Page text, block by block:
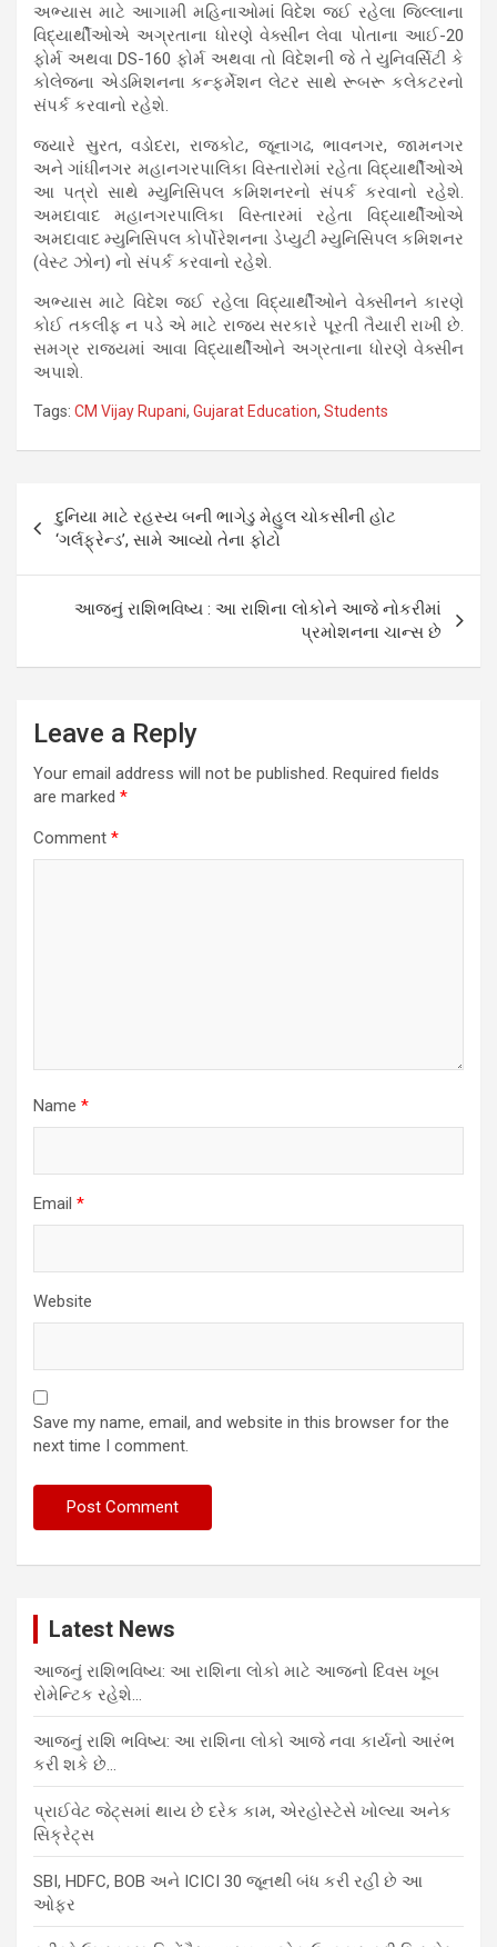
અભ્યાસ માટે આગામી મહિનાઓમાં વિદેશ જઈ રહેલા જિલ્લાના
વિદ્યાર્થીઓએ અગ્રતાના ધોરણે વેક્સીન લેવા પોતાના આઈ-20
ફોર્મ અથવા DS-160 ફોર્મ અથવા તો વિદેશની જે તે યુનિવર્સિટી કે
કોલેજના એડમિશનના કન્ફર્મેશન લેટર સાથે રૂબરૂ કલેકટરનો
સંપર્ક કરવાનો રહેશે.
જ્યારે સુરત, વડોદરા, રાજકોટ, જૂનાગઢ, ભાવનગર, જામનગર
અને ગાંધીનગર મહાનગરપાલિકા વિસ્તારોમાં રહેતા વિદ્યાર્થીઓએ
આ પત્રો સાથે મ્યુનિસિપલ કમિશનરનો સંપર્ક કરવાનો રહેશે.
અમદાવાદ મહાનગરપાલિકા વિસ્તારમાં રહેતા વિદ્યાર્થીઓએ
અમદાવાદ મ્યુનિસિપલ કોર્પોરેશનના ડેપ્યુટી મ્યુનિસિપલ કમિશનર
(વેસ્ટ ઝોન) નો સંપર્ક કરવાનો રહેશે.
અભ્યાસ માટે વિદેશ જઈ રહેલા વિદ્યાર્થીઓને વેક્સીનને કારણે
કોઈ તકલીફ ન પડે એ માટે રાજ્ય સરકારે પૂરતી તૈયારી રાખી છે.
સમગ્ર રાજ્યમાં આવા વિદ્યાર્થીઓને અગ્રતાના ધોરણે વેક્સીન
અપાશે.
Tags: CM Vijay Rupani, Gujarat Education, Students
Post
navigation
દુનિયા માટે રહસ્ય બની ભાગેડુ મેહુલ ચોકસીની હોટ
‘ગર્લફ્રેન્ડ’, સામે આવ્યો તેના ફોટો
આજનું રાશિભવિષ્ય : આ રાશિના લોકોને આજે નોકરીમાં
પ્રમોશનના ચાન્સ છે
Leave a Reply
Your email address will not be published. Required fields
are marked *
Comment *
Name *
Email *
Website
Save my name, email, and website in this browser for the
next time I comment.
Latest News
આજનું રાશિભવિષ્ય: આ રાશિના લોકો માટે આજનો દિવસ ખૂબ
રોમેન્ટિક રહેશે…
આજનું રાશિ ભવિષ્ય: આ રાશિના લોકો આજે નવા કાર્યનો આરંભ
કરી શકે છે…
પ્રાઈવેટ જેટ્સમાં થાય છે દરેક કામ, એરહોસ્ટેસે ખોલ્યા અનેક
સિક્રેટ્સ
SBI, HDFC, BOB અને ICICI 30 જૂનથી બંધ કરી રહી છે આ
ઓફર